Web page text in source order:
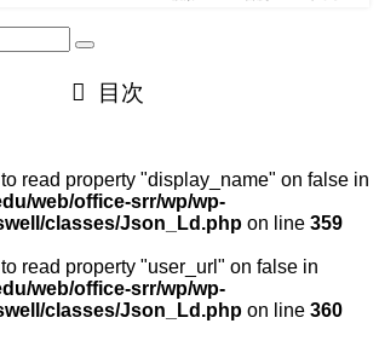
目次
to read property "display_name" on false in
web/office-srr/wp/wp-
classes/Json_Ld.php on line 359
read property "user_url" on false in
web/office-srr/wp/wp-
classes/Json_Ld.php on line 360